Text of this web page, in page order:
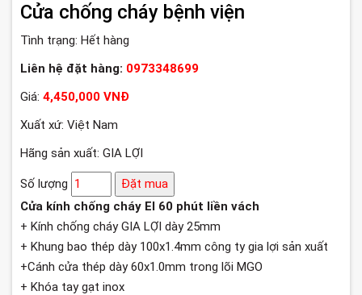
Cửa chống cháy bệnh viện
Tình trạng: Hết hàng
Liên hệ đặt hàng: 0973348699
Giá: 4,450,000 VNĐ
Xuất xứ: Việt Nam
Hãng sản xuất: GIA LỢI
Số lượng
Đặt mua
Cửa kính chống cháy EI 60 phút liền vách
+ Kính chống cháy GIA LỢI dày 25mm
+ Khung bao thép dày 100x1.4mm công ty gia lợi sản xuất
+Cánh cửa thép dày 60x1.0mm trong lõi MGO
+ Khóa tay gạt inox